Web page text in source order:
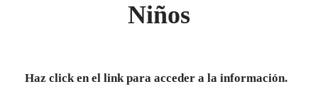
Niños
Haz click en el link para acceder a la información.